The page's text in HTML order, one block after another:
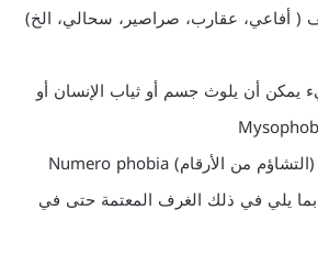
( أفاعي، عقارب، صراصير، سحالي، الخ)
يمكن أن يلوث جسم أو ثياب الإنسان أو
بما يلي في ذلك الغرف المعتمة حتى في